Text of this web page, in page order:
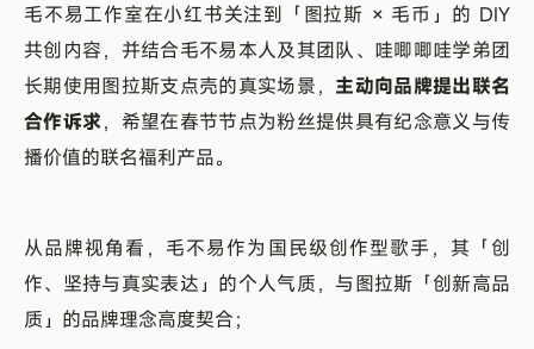
毛不易工作室在小红书关注到「图拉斯 × 毛币」的 DIY
共创内容，并结合毛不易本人及其团队、哇唧唧哇学弟团
长期使用图拉斯支点壳的真实场景， 主动向品牌提出联名
合作诉求，希望在春节节点为粉丝提供具有纪念意义与传
播价值的联名福利产品。
从品牌视角看，毛不易作为国民级创作型歌手，其「创
作、坚持与真实表达」的个人气质，与图拉斯「创新高品
质」的品牌理念高度契合；